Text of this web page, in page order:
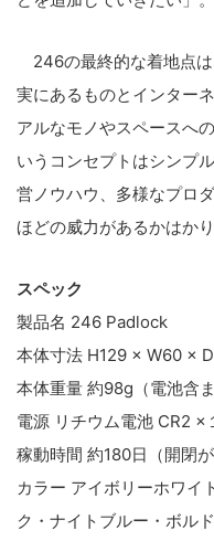
246の最終的な着地点
実にあるものとインター
アルなモノやスペースへ
いうコンセプトはシンプ
営ノウハウ、多様なプロ
ほどの威力があるかはかり
スペック
製品名 246 Padlock
本体寸法 H129 × W60 ×
本体重量 約98g（電池含ま
電源 リチウム電池 CR2 ×
稼動時間 約180日（開閉
カラー アイボリーホワイ
ク・ナイトブルー・ボル
こ
サ
イ
を
検
索
す
る